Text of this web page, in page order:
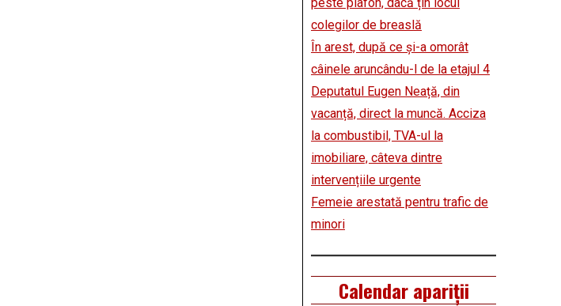
colegilor de breaslă
În arest, după ce și-a omorât
câinele aruncându-l de la etajul 4
Deputatul Eugen Neață, din
vacanță, direct la muncă. Acciza
la combustibil, TVA-ul la
imobiliare, câteva dintre
intervențiile urgente
Femeie arestată pentru trafic de
minori
Calendar apariții